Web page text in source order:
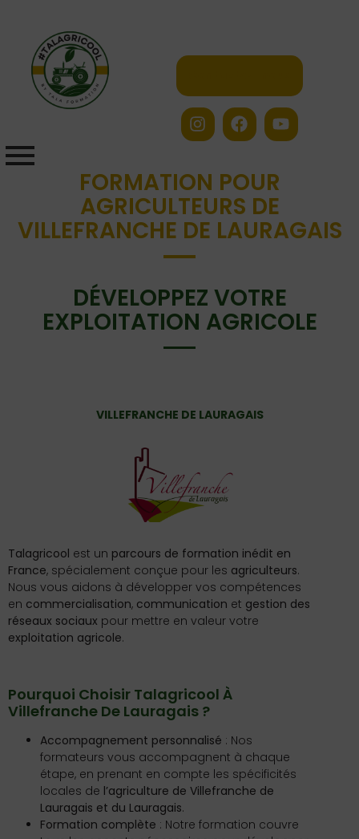
FORMATION POUR
AGRICULTEURS DE
VILLEFRANCHE DE LAURAGAIS
DÉVELOPPEZ VOTRE
EXPLOITATION AGRICOLE
VILLEFRANCHE DE LAURAGAIS
Talagricool est un parcours de formation inédit en
France, spécialement conçue pour les agriculteurs.
Nous vous aidons à développer vos compétences
en commercialisation, communication et gestion des
réseaux sociaux pour mettre en valeur votre
exploitation agricole.
Pourquoi Choisir Talagricool À
Villefranche De Lauragais ?
Accompagnement personnalisé : Nos
formateurs vous accompagnent à chaque
étape, en prenant en compte les spécificités
locales de l’agriculture de Villefranche de
Lauragais et du Lauragais.
Formation complète : Notre formation couvre